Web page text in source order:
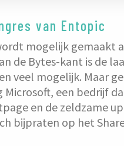
van Entopic
mogelijk gemaakt
de Bytes-kant is de
veel mogelijk. Maar
een bedrijf
en de zeldzame
bijpraten op het